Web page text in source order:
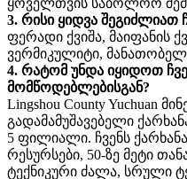
3. რისი ყიდვა შეგიძლიათ
ფერადი ქვიშა, მაიფანის
ვერმიკულიტი,
4. რატომ უნდა იყიდოთ
მომწოდებლებისგან?
Lingshou County Yuchuan
გადამამუშავებელი
5 ფილიალი. ჩვენს
რესურსები, 50-ზე მეტი
ტექნიკური ძალა, სრული